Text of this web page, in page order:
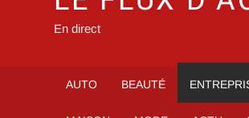
En direct
AUTO BEAUTÉ